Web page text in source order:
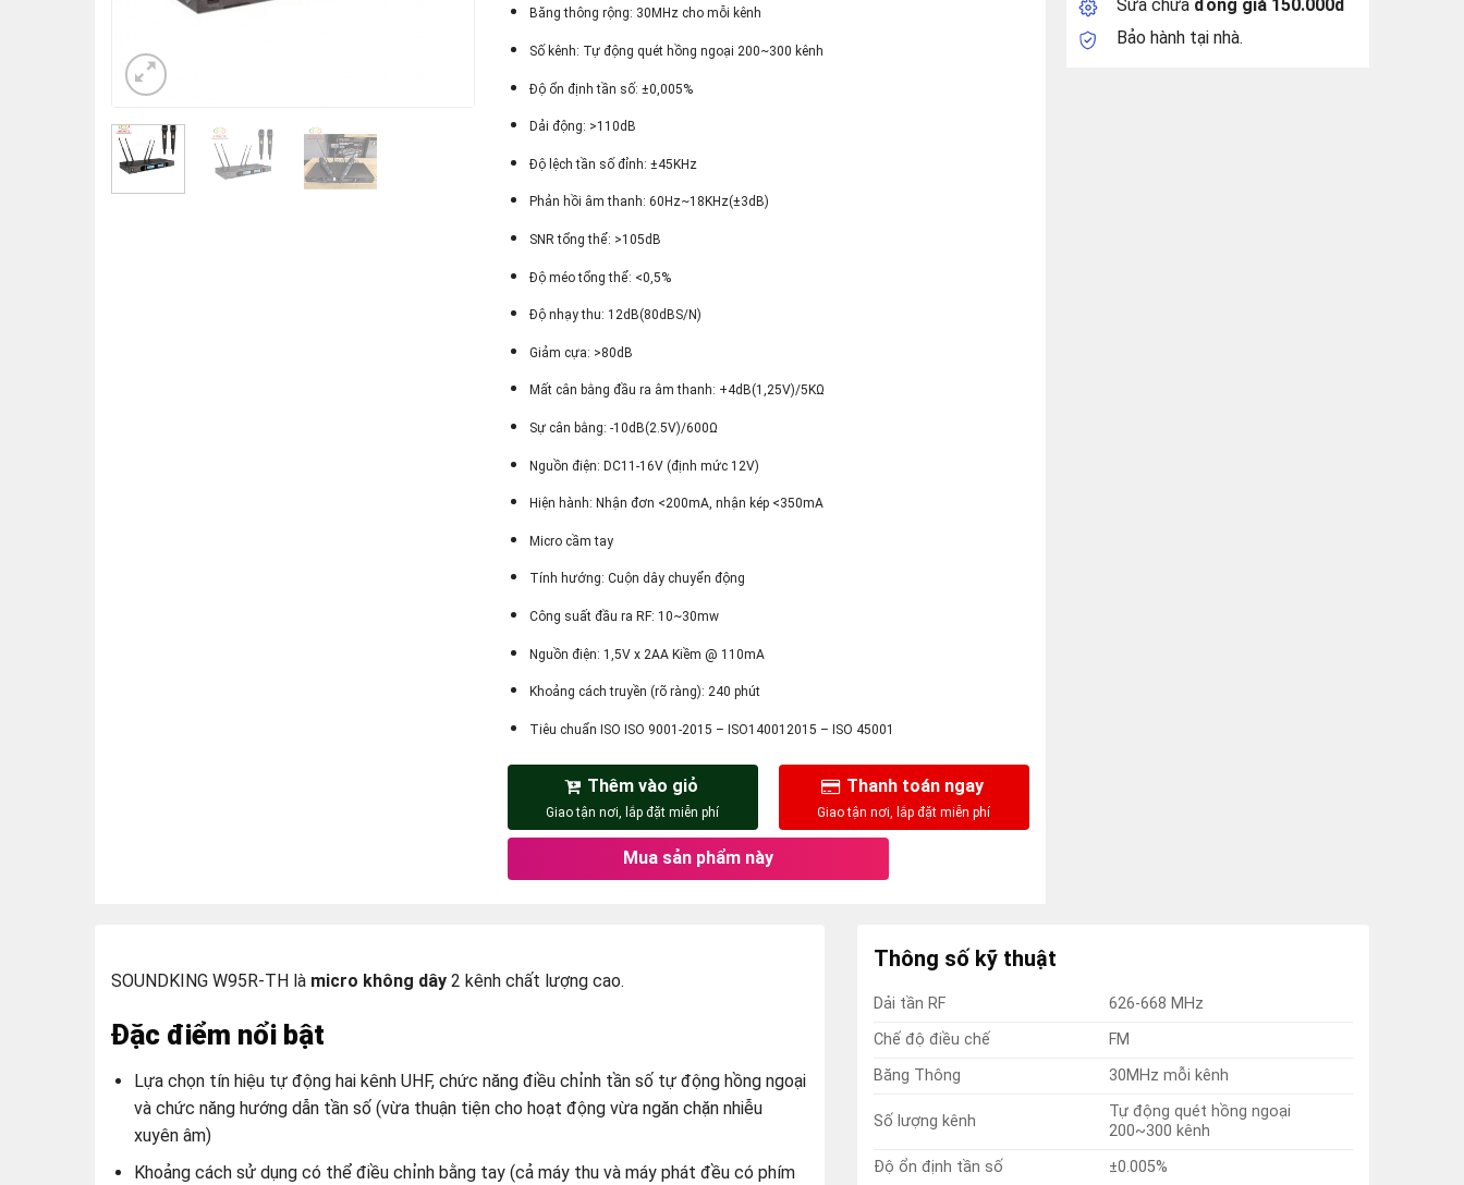
Băng thông rộng: 30MHz cho mỗi kênh
Số kênh: Tự động quét hồng ngoại 200~300 kênh
Độ ổn định tần số: ±0,005%
Dải động: >110dB
Độ lệch tần số đỉnh: ±45KHz
Phản hồi âm thanh: 60Hz~18KHz(±3dB)
SNR tổng thể: >105dB
Độ méo tổng thể: <0,5%
Độ nhạy thu: 12dB(80dBS/N)
Giảm cựa: >80dB
Mất cân bằng đầu ra âm thanh: +4dB(1,25V)/5KΩ
Sự cân bằng: -10dB(2.5V)/600Ω
Nguồn điện: DC11-16V (định mức 12V)
Hiện hành: Nhận đơn <200mA, nhận kép <350mA
Micro cầm tay
Tính hướng: Cuộn dây chuyển động
Công suất đầu ra RF: 10~30mw
Nguồn điện: 1,5V x 2AA Kiềm @ 110mA
Khoảng cách truyền (rõ ràng): 240 phút
Tiêu chuẩn ISO ISO 9001-2015 – ISO140012015 – ISO 45001
Thêm vào giỏ Thanh toán ngay
Mua sản phẩm này
Sửa chữa đồng giá 150.000đ
Bảo hành tại nhà.
SOUNDKING W95R-TH là micro không dây 2 kênh chất lượng cao.
Đặc điểm nổi bật
Lựa chọn tín hiệu tự động hai kênh UHF, chức năng điều chỉnh tần số tự động hồng ngoại
và chức năng hướng dẫn tần số (vừa thuận tiện cho hoạt động vừa ngăn chặn nhiễu
xuyên âm)
Khoảng cách sử dụng có thể điều chỉnh bằng tay (cả máy thu và máy phát đều có phím
Thông số kỹ thuật
Dải tần RF
626-668 MHz
Chế độ điều chế
FM
Băng Thông
30MHz mỗi kênh
Số lượng kênh
Tự động quét hồng ngoại
200~300 kênh
Độ ổn định tần số
±0.005%